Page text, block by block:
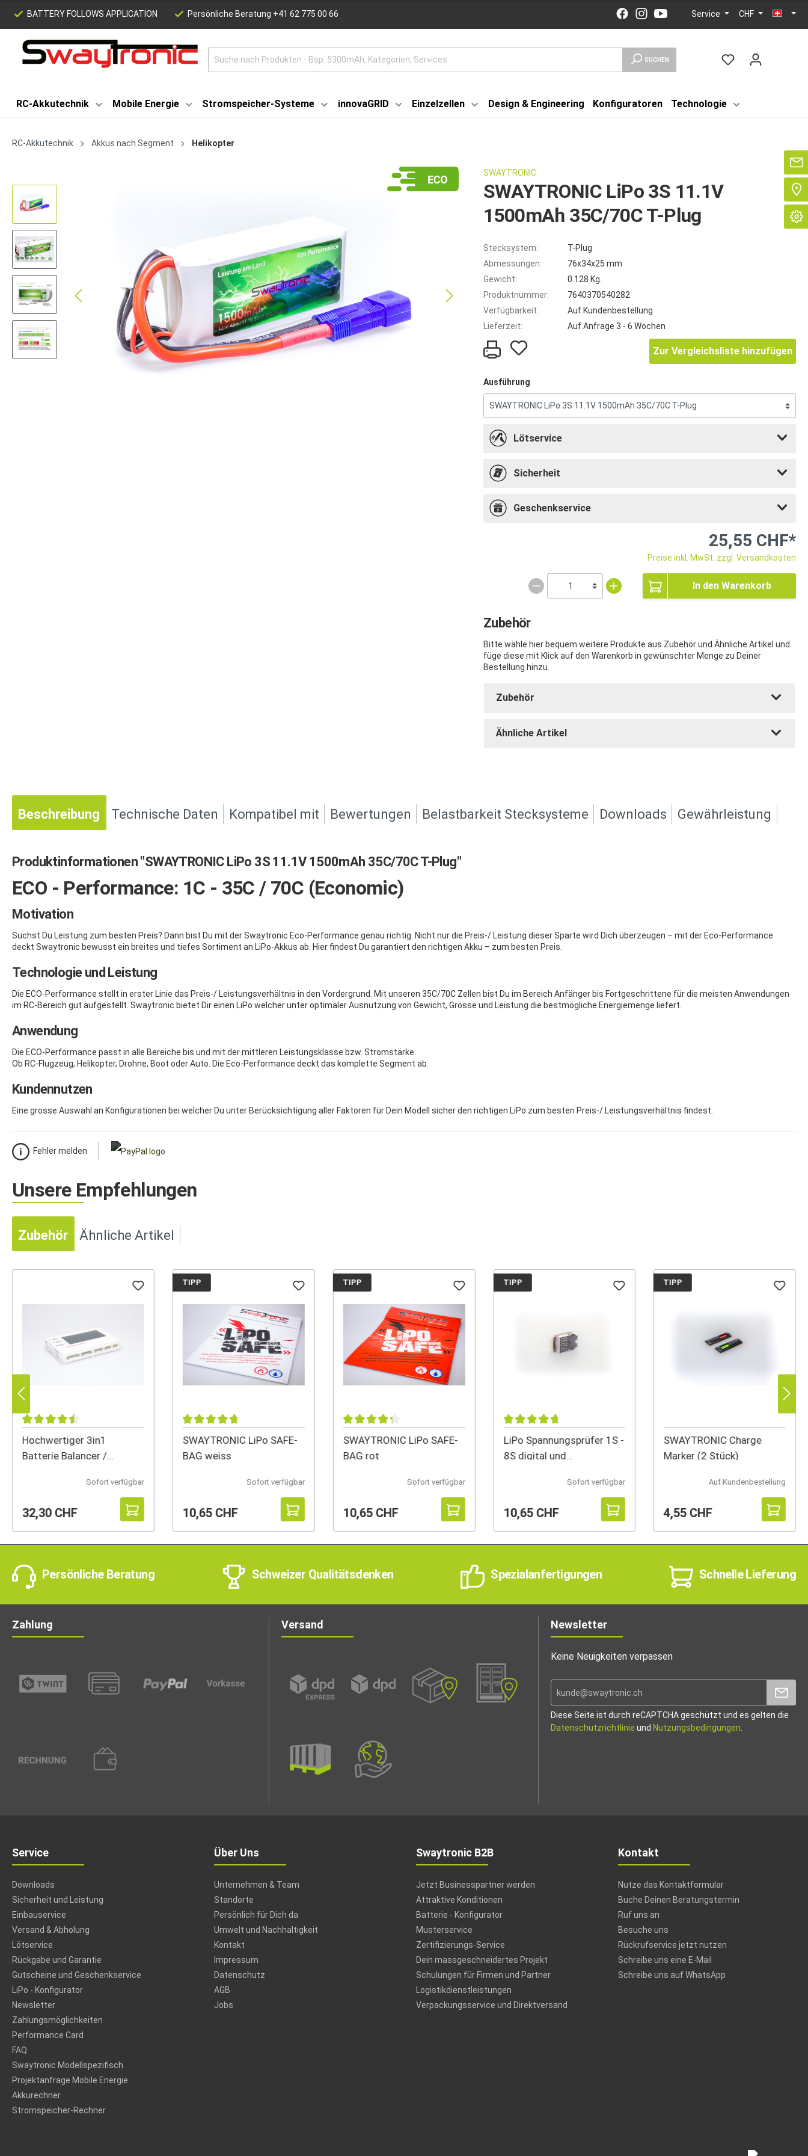
BATTERY FOLLOWS APPLICATION Persönliche Beratung +41 62 775 00 66 Service CHF
SUCHEN
RC-Akkutechnik Mobile Energie Stromspeicher-Systeme innovaGRID Einzelzellen Design & Engineering Konfiguratoren Technologie
RC-Akkutechnik Akkus nach Segment Helikopter
SWAYTRONIC
SWAYTRONIC LiPo 3S 11.1V
1500mAh 35C/70C T-Plug
Stecksystem:
T-Plug
Abmessungen:
76x34x25 mm
Gewicht:
0.128 Kg.
Produktnummer:
7640370540282
Verfügbarkeit:
Auf Kundenbestellung
Lieferzeit:
Auf Anfrage 3 - 6 Wochen
Zur Vergleichsliste hinzufügen
Ausführung
Lötservice
Sicherheit
Geschenkservice
25,55 CHF*
Preise inkl. MwSt. zzgl. Versandkosten
In den Warenkorb
Zubehör
Bitte wähle hier bequem weitere Produkte aus Zubehör und Ähnliche Artikel und
füge diese mit Klick auf den Warenkorb in gewünschter Menge zu Deiner
Bestellung hinzu.
Zubehör
Ähnliche Artikel
Beschreibung Technische Daten Kompatibel mit Bewertungen Belastbarkeit Stecksysteme Downloads Gewährleistung
Produktinformationen "SWAYTRONIC LiPo 3S 11.1V 1500mAh 35C/70C T-Plug"
ECO - Performance: 1C - 35C / 70C (Economic)
Motivation
Suchst Du Leistung zum besten Preis? Dann bist Du mit der Swaytronic Eco-Performance genau richtig. Nicht nur die Preis-/ Leistung dieser Sparte wird Dich überzeugen – mit der Eco-Performance
deckt Swaytronic bewusst ein breites und tiefes Sortiment an LiPo-Akkus ab. Hier findest Du garantiert den richtigen Akku – zum besten Preis.
Technologie und Leistung
Die ECO-Performance stellt in erster Linie das Preis-/ Leistungsverhältnis in den Vordergrund. Mit unseren 35C/70C Zellen bist Du im Bereich Anfänger bis Fortgeschrittene für die meisten Anwendungen
im RC-Bereich gut aufgestellt. Swaytronic bietet Dir einen LiPo welcher unter optimaler Ausnutzung von Gewicht, Grösse und Leistung die bestmögliche Energiemenge liefert.
Anwendung
Die ECO-Performance passt in alle Bereiche bis und mit der mittleren Leistungsklasse bzw. Stromstärke.
Ob RC-Flugzeug, Helikopter, Drohne, Boot oder Auto. Die Eco-Performance deckt das komplette Segment ab.
Kundennutzen
Eine grosse Auswahl an Konfigurationen bei welcher Du unter Berücksichtigung aller Faktoren für Dein Modell sicher den richtigen LiPo zum besten Preis-/ Leistungsverhältnis findest.
Fehler melden
Unsere Empfehlungen
Zubehör Ähnliche Artikel
Hochwertiger 3in1
Batterie Balancer /
Sofort verfügbar
32,30 CHF
TIPP
SWAYTRONIC LiPo SAFE-
BAG weiss
Sofort verfügbar
10,65 CHF
TIPP
SWAYTRONIC LiPo SAFE-
BAG rot
Sofort verfügbar
10,65 CHF
TIPP
LiPo Spannungsprüfer 1S -
8S digital und
Sofort verfügbar
10,65 CHF
TIPP
SWAYTRONIC Charge
Marker (2 Stück)
Auf Kundenbestellung
4,55 CHF
Persönliche Beratung Schweizer Qualitätsdenken Spezialanfertigungen Schnelle Lieferung
Zahlung Versand Newsletter
Keine Neuigkeiten verpassen
Diese Seite ist durch reCAPTCHA geschützt und es gelten die
Datenschutzrichtlinie und Nutzungsbedingungen
Service
Downloads
Sicherheit und Leistung
Einbauservice
Versand & Abholung
Lötservice
Rückgabe und Garantie
Gutscheine und Geschenkservice
LiPo - Konfigurator
Newsletter
Zahlungsmöglichkeiten
Performance Card
FAQ
Swaytronic Modellspezifisch
Projektanfrage Mobile Energie
Akkurechner
Stromspeicher-Rechner
Über Uns
Unternehmen & Team
Standorte
Persönlich für Dich da
Umwelt und Nachhaltigkeit
Kontakt
Impressum
Datenschutz
AGB
Jobs
Swaytronic B2B
Jetzt Businesspartner werden
Attraktive Konditionen
Batterie - Konfigurator
Musterservice
Zertifizierungs-Service
Dein massgeschneidertes Projekt
Schulungen für Firmen und Partner
Logistikdienstleistungen
Verpackungsservice und Direktversand
Kontakt
Nutze das Kontaktformular
Buche Deinen Beratungstermin
Ruf uns an
Besuche uns
Rückrufservice jetzt nutzen
Schreibe uns eine E-Mail
Schreibe uns auf WhatsApp